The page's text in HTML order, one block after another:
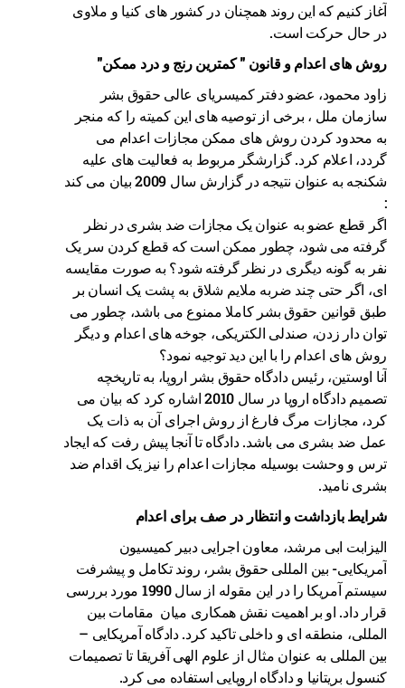
آغاز کنیم که این روند همچنان در کشور های کنیا و ملاوی
در حال حرکت است.
روش های اعدام و قانون " کمترین رنج و درد ممکن"
زاود محمود، عضو دفتر کمیسریای عالی حقوق بشر
سازمان ملل ، برخی از توصیه های این کمیته را که منجر
به محدود کردن روش های ممکن مجازات اعدام می
گردد، اعلام کرد. گزارشگر مربوط به فعالیت های علیه
شکنجه به عنوان نتیجه در گزارش سال 2009 بیان می کند
:
اگر قطع عضو به عنوان یک مجازات ضد بشری در نظر
گرفته می شود، چطور ممکن است که قطع کردن سر یک
نفر به گونه دیگری در نظر گرفته شود؟ به صورت مقایسه
ای، اگر حتی چند ضربه ملایم شلاق به پشت یک انسان بر
طبق قوانین حقوق بشر کاملا ممنوع می باشد، چطور می
توان دار زدن، صندلی الکتریکی، جوخه های اعدام و دیگر
روش های اعدام را با این دید توجیه نمود؟
آنا اوستین، رئیس دادگاه حقوق بشر اروپا، به تاریخچه
تصمیم دادگاه اروپا در سال 2010 اشاره کرد که بیان می
کرد، مجازات مرگ فارغ از روش اجرای آن به ذات یک
عمل ضد بشری می باشد. دادگاه تا آنجا پیش رفت که ایجاد
ترس و وحشت بوسیله مجازات اعدام را نیز یک اقدام ضد
بشری نامید.
شرایط بازداشت و انتظار در صف برای اعدام
الیزابت ابی مرشد، معاون اجرایی دبیر کمیسیون
آمریکایی- بین المللی حقوق بشر، روند تکامل و پیشرفت
سیستم آمریکا را در این مقوله از سال 1990 مورد بررسی
قرار داد. او بر اهمیت نقش همکاری میان مقامات بین
المللی، منطقه ای و داخلی تاکید کرد. دادگاه آمریکایی –
بین المللی به عنوان مثال از علوم الهی آفریقا تا تصمیمات
کنسول بریتانیا و دادگاه اروپایی استفاده می کرد.